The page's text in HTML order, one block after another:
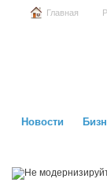
Главная
Новости